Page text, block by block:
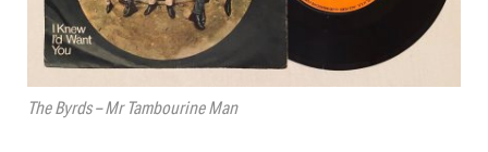
The Byrds – Mr Tambourine Man